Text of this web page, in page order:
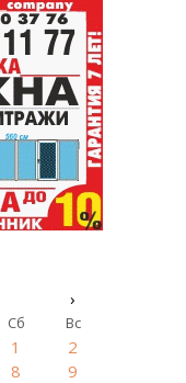
›
Сб Вс
1
2
8
9